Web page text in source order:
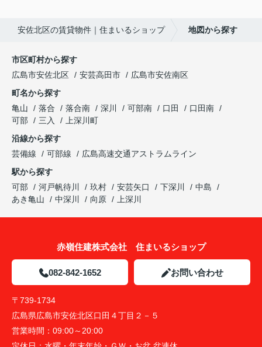
安佐北区の賃貸物件｜住まいるショップ 地図から探す
市区町村から探す
広島市安佐北区
安芸高田市
広島市安佐南区
町名から探す
亀山
落合 落合南 深川 可部南 口田
口田南
可部
三入
上深川町
沿線から探す
芸備線
可部線
広島高速交通アストラムライン
駅から探す
可部
河戸帆待川 玖村 安芸矢口 下深川
中島
あき亀山
中深川 向原 上深川
赤嶺住建株式会社 住まいるショップ
082-842-1652 お問い合わせ
〒739-1734
広島県広島市安佐北区口田４丁目２－５
営業時間： 09:00～20:00